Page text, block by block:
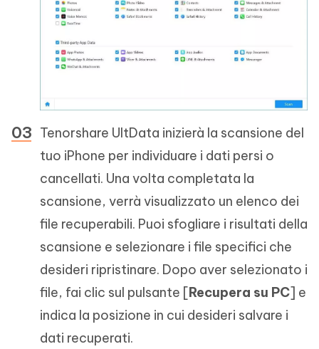
Tenorshare UltData inizierà la scansione del
tuo iPhone per individuare i dati persi o
cancellati. Una volta completata la
scansione, verrà visualizzato un elenco dei
file recuperabili. Puoi sfogliare i risultati della
scansione e selezionare i file specifici che
desideri ripristinare. Dopo aver selezionato i
file, fai clic sul pulsante [Recupera su PC] e
indica la posizione in cui desideri salvare i
dati recuperati.